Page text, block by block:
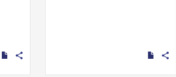
share share